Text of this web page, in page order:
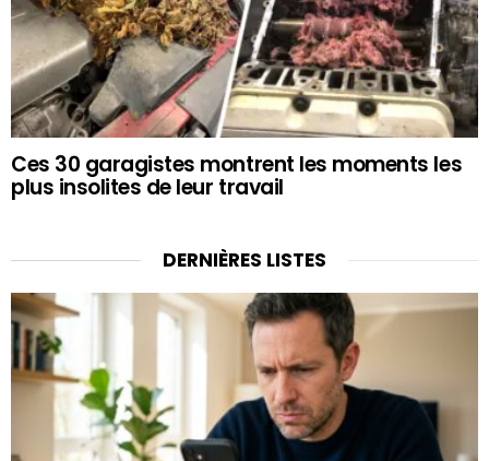
Ces 30 garagistes montrent les moments les
plus insolites de leur travail
DERNIÈRES LISTES